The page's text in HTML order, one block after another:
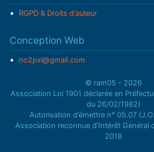
RGPD & Droits d'auteur
Conception Web
no2pxl@gmail.com
© ram05 - 2026
Association Loi 1901 déclarée en
du 26/02/1982)
Autorisation d’émettre n° 05.07
Association reconnue d’Intérêt Général
2018